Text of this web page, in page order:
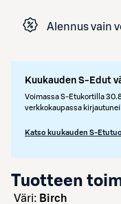
Alennus vain
Kuukauden S-Edut
Voimassa S-Etukortilla
verkkokaupassa
Katso kuukauden S-
Tuotteen
väri: Birch